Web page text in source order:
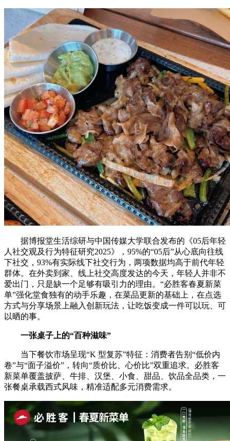
据博报堂生活综研与中国传媒大学联合发布的《05后年轻
人社交观及行为特征研究2025》，95%的“05后”从心底向往线
下社交，93%有实际线下社交行为，两项数据均高于前代年轻
群体。在外卖到家、线上社交高度发达的今天，年轻人并非不
爱出门，只是缺一个足够有吸引力的理由。“必胜客春夏新菜
单”强化堂食独有的动手乐趣，在菜品更新的基础上，在点选
方式与分享场景上融入创新玩法，让吃饭变成一件可以玩、可
以晒的事。
一张桌子上的“百种滋味”
当下餐饮市场呈现“K 型复苏”特征：消费者告别“低价内
卷”与“面子溢价”，转向“质价比、心价比”双重追求。必胜客
新菜单覆盖披萨、牛排、汉堡、小食、甜品、饮品全品类，一
张餐桌承载西式风味，精准适配多元消费需求。